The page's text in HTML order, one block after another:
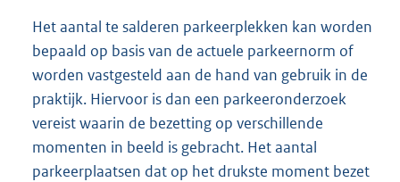
Het aantal te salderen parkeerplekken kan worden
bepaald op basis van de actuele parkeernorm of
worden vastgesteld aan de hand van gebruik in de
praktijk. Hiervoor is dan een parkeeronderzoek
vereist waarin de bezetting op verschillende
momenten in beeld is gebracht. Het aantal
parkeerplaatsen dat op het drukste moment bezet